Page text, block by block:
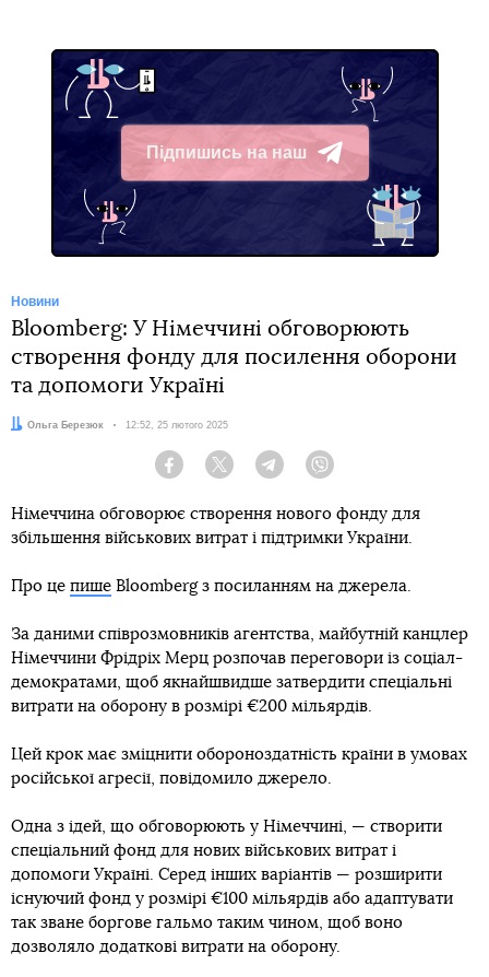
Підпишись на наш
Telegram
Новини
Bloomberg: У Німеччині обговорюють
створення фонду для посилення оборони
та допомоги Україні
Автор:
Ольга Березюк Дата:
12:52, 25 лютого 2025
Facebook Twitter Telegram
Німеччина обговорює створення нового фонду для
збільшення військових витрат і підтримки України.
Про це пише Bloomberg з посиланням на джерела.
За даними співрозмовників агентства, майбутній канцлер
Німеччини Фрідріх Мерц розпочав переговори із соціал-
демократами, щоб якнайшвидше затвердити спеціальні
витрати на оборону в розмірі €200 мільярдів.
Цей крок має зміцнити обороноздатність країни в умовах
російської агресії, повідомило джерело.
Одна з ідей, що обговорюють у Німеччині, — створити
спеціальний фонд для нових військових витрат і
допомоги Україні. Серед інших варіантів — розширити
існуючий фонд у розмірі €100 мільярдів або адаптувати
так зване боргове гальмо таким чином, щоб воно
дозволяло додаткові витрати на оборону.